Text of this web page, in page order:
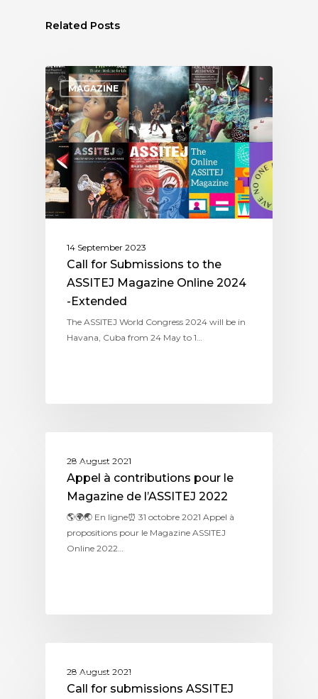
Related Posts
MAGAZINE
14 September 2023
Call for Submissions to the
ASSITEJ Magazine Online 2024
-Extended
The ASSITEJ World Congress 2024 will be in
Havana, Cuba from 24 May to 1…
28 August 2021
Appel à contributions pour le
Magazine de l’ASSITEJ 2022
🌎🌍🌏 En ligne⏰ 31 octobre 2021 Appel à
propositions pour le Magazine ASSITEJ
Online 2022…
28 August 2021
Call for submissions ASSITEJ